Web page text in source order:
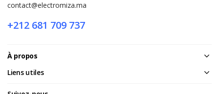
contact@electromiza.ma
+212 681 709 737
À propos
Liens utiles